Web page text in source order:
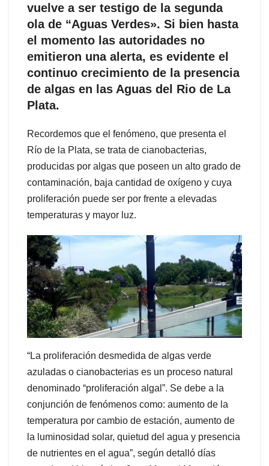
vuelve a ser testigo de la segunda
ola de “Aguas Verdes». Si bien hasta
el momento las autoridades no
emitieron una alerta, es evidente el
continuo crecimiento de la presencia
de algas en las Aguas del Rio de La
Plata.
Recordemos que el fenómeno, que presenta el
Río de la Plata, se trata de cianobacterias,
producidas por algas que poseen un alto grado de
contaminación, baja cantidad de oxígeno y cuya
proliferación puede ser por frente a elevadas
temperaturas y mayor luz.
“La proliferación desmedida de algas verde
azuladas o cianobacterias es un proceso natural
denominado “proliferación algal”. Se debe a la
conjunción de fenómenos como: aumento de la
temperatura por cambio de estación, aumento de
la luminosidad solar, quietud del agua y presencia
de nutrientes en el agua”, según detalló días